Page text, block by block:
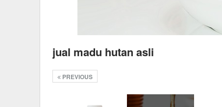
jual madu hutan asli
PREVIOUS